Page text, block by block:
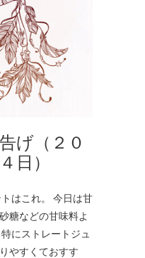
げ（２０
日）
はこれ。 今日は甘
糖などの甘味料よ
にストレートジュ
やすくておすす